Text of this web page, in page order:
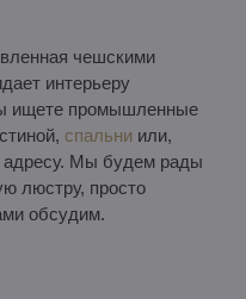
чешскими
интерьеру
ищете промышленные
спальни или,
Мы будем рады
люстру, просто
обсудим.